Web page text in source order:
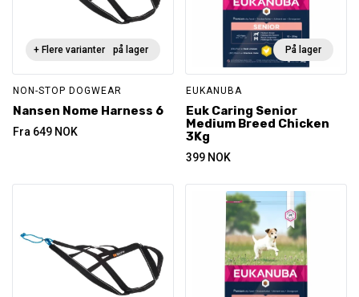
Ikke på lager
+ Flere varianter
NON-STOP DOGWEAR
Nansen Nome Harness 6
Fra 649 NOK
På lager
EUKANUBA
Euk Caring Senior
Medium Breed Chicken
3Kg
399 NOK